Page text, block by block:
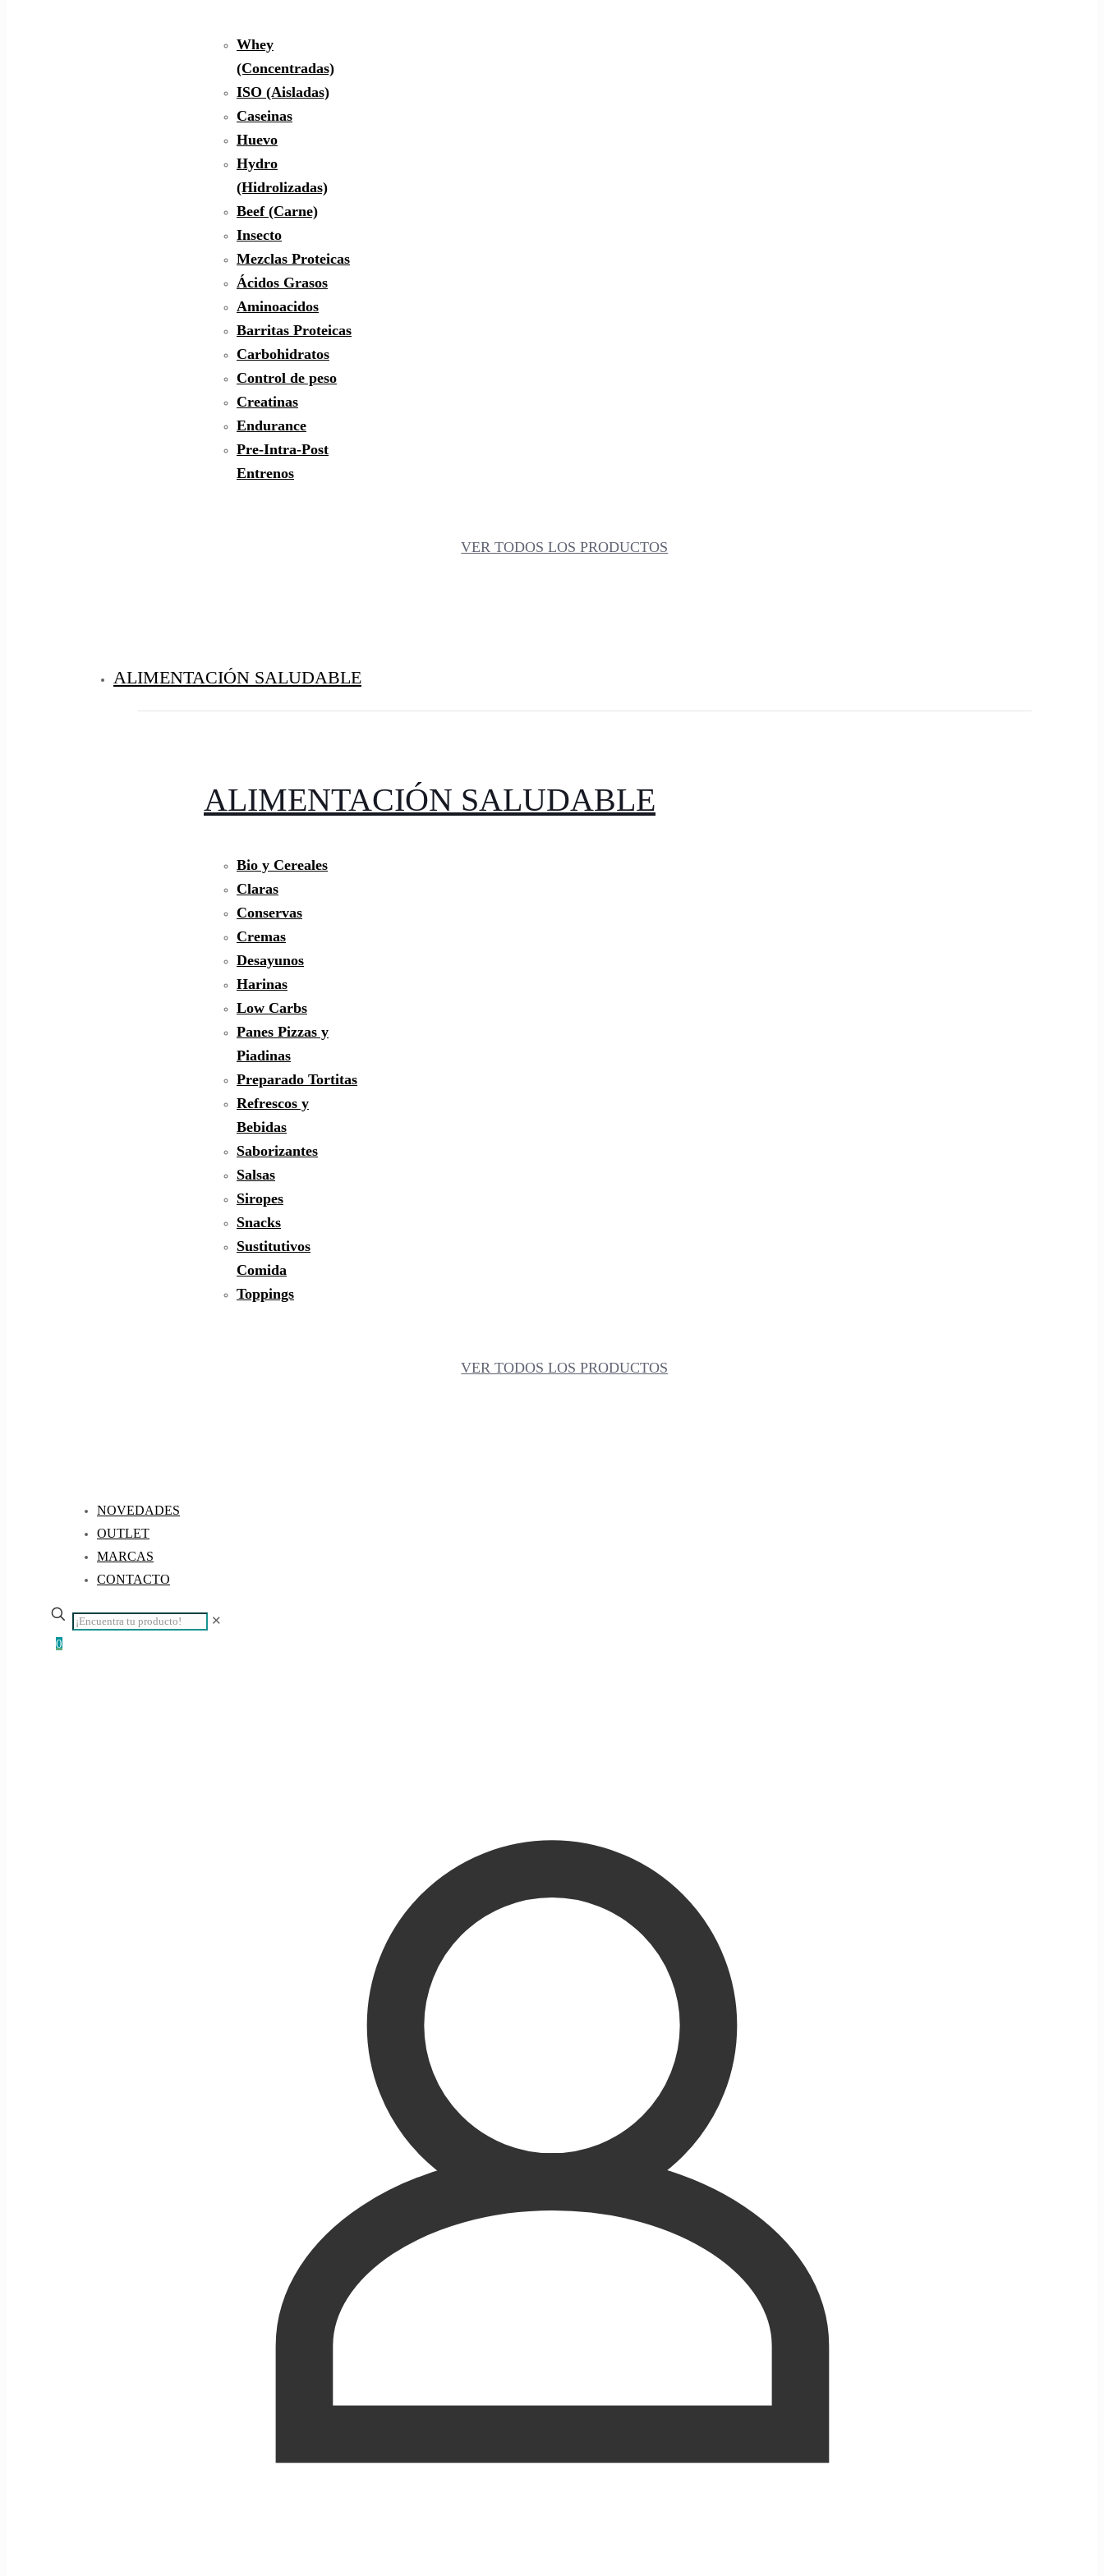
Whey
(Concentradas)
ISO (Aisladas)
Caseinas
Huevo
Hydro
(Hidrolizadas)
Beef (Carne)
Insecto
Mezclas Proteicas
Ácidos Grasos
Aminoacidos
Barritas Proteicas
Carbohidratos
Control de peso
Creatinas
Endurance
Pre-Intra-Post
Entrenos
VER TODOS LOS PRODUCTOS
ALIMENTACIÓN SALUDABLE
ALIMENTACIÓN SALUDABLE
Bio y Cereales
Claras
Conservas
Cremas
Desayunos
Harinas
Low Carbs
Panes Pizzas y
Piadinas
Preparado Tortitas
Refrescos y
Bebidas
Saborizantes
Salsas
Siropes
Snacks
Sustitutivos
Comida
Toppings
VER TODOS LOS PRODUCTOS
NOVEDADES
OUTLET
MARCAS
CONTACTO
✕
0